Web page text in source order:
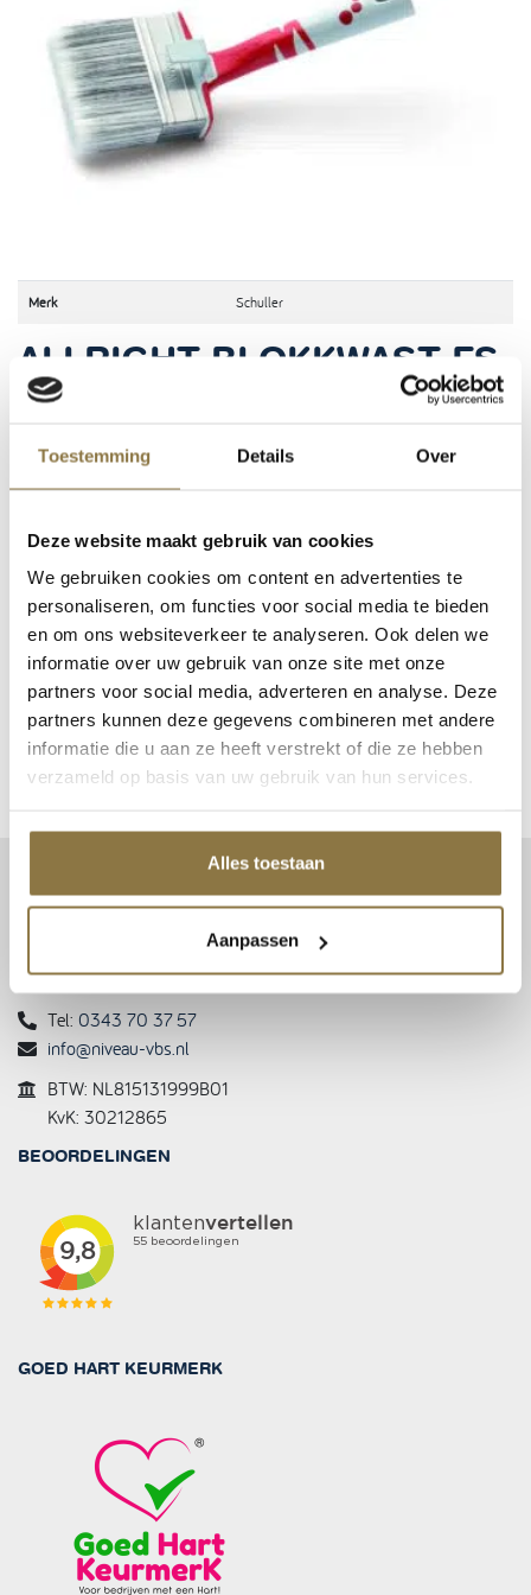
Toestemming Details Over
Deze website maakt gebruik van cookies
We gebruiken cookies om content en advertenties te
personaliseren, om functies voor social media te bieden
en om ons websiteverkeer te analyseren. Ook delen we
informatie over uw gebruik van onze site met onze
partners voor social media, adverteren en analyse. Deze
partners kunnen deze gegevens combineren met andere
informatie die u aan ze heeft verstrekt of die ze hebben
verzameld op basis van uw gebruik van hun services.
Alles toestaan
Aanpassen
Merk Schuller
ALLRIGHT BLOKKWAST FS
– Professionele serie blokkwasten gemaakt van een hoge kwaliteit 2-
verfopname. De zachte punten zorgen voor een perfecte afwerking. Deze kwasten zijn
Allright blokkwast heeft een 2-compententen handgreep en een roestvrijstalen bus.
Login om te kunnen bestellen of uw inkoopprijs te zien. Nog geen account?Klik hier
uw zakelijke account aan te vragen.
EAN 9002588712017, 9002588712024, 9002588712031
CONTACT
3953 HA Maarsbergen
Tel: 0343 70 37 57
info@niveau-vbs.nl
BTW: NL815131999B01
KvK: 30212865
BEOORDELINGEN
GOED HART KEURMERK